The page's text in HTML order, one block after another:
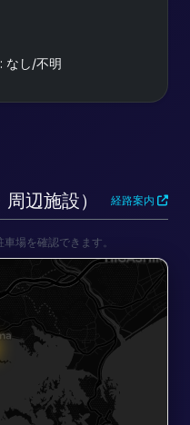
なし/不明
辺施設） 経路案内
場を確認できます。